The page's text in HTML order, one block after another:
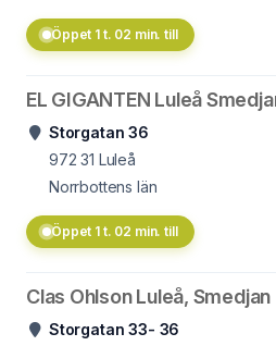
Öppet 1 t. 02 min. till
EL GIGANTEN Luleå
Storgatan 36
972 31 Luleå
Norrbottens län
Öppet 1 t. 02 min. till
Clas Ohlson Luleå, Smedjan
Storgatan 33- 36